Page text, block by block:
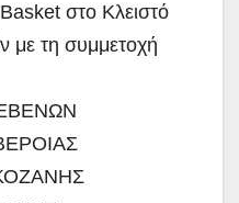
στο Κλειστό
με τη συμμετοχή